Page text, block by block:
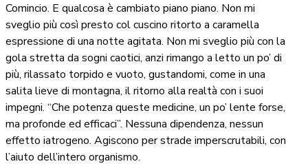
Comincio. E qualcosa è cambiato piano piano. Non mi
sveglio più così presto col cuscino ritorto a caramella
espressione di una notte agitata. Non mi sveglio più con la
gola stretta da sogni caotici, anzi rimango a letto un po’ di
più, rilassato torpido e vuoto, gustandomi, come in una
salita lieve di montagna, il ritorno alla realtà con i suoi
impegni. “Che potenza queste medicine, un po’ lente forse,
ma profonde ed efficaci”. Nessuna dipendenza, nessun
effetto iatrogeno. Agiscono per strade imperscrutabili, con
l’aiuto dell’intero organismo.